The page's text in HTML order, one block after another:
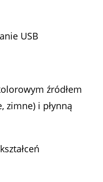
USB
źródłem
zimne) i płynną